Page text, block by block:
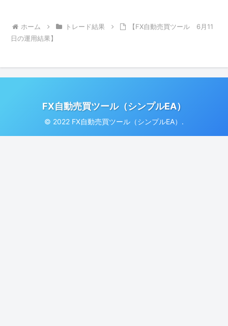
ホーム トレード結果
【FX自動売買ツール 6月11
日の運用結果】
FX自動売買ツール（シンプルEA）
© 2022 FX自動売買ツール（シンプルEA）.